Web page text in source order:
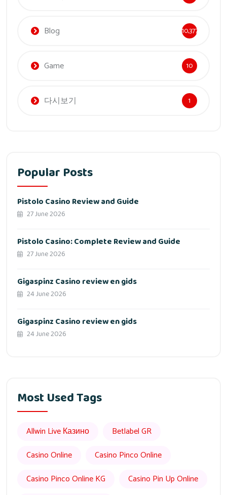
Blog 10,377
Game 10
다시보기 1
Popular Posts
Pistolo Casino Review and Guide
27 June 2026
Pistolo Casino: Complete Review and Guide
27 June 2026
Gigaspinz Casino review en gids
24 June 2026
Gigaspinz Casino review en gids
24 June 2026
Most Used Tags
Allwin Live Казино
Betlabel GR
Casino Online
Casino Pinco Online
Casino Pinco Online KG
Casino Pin Up Online